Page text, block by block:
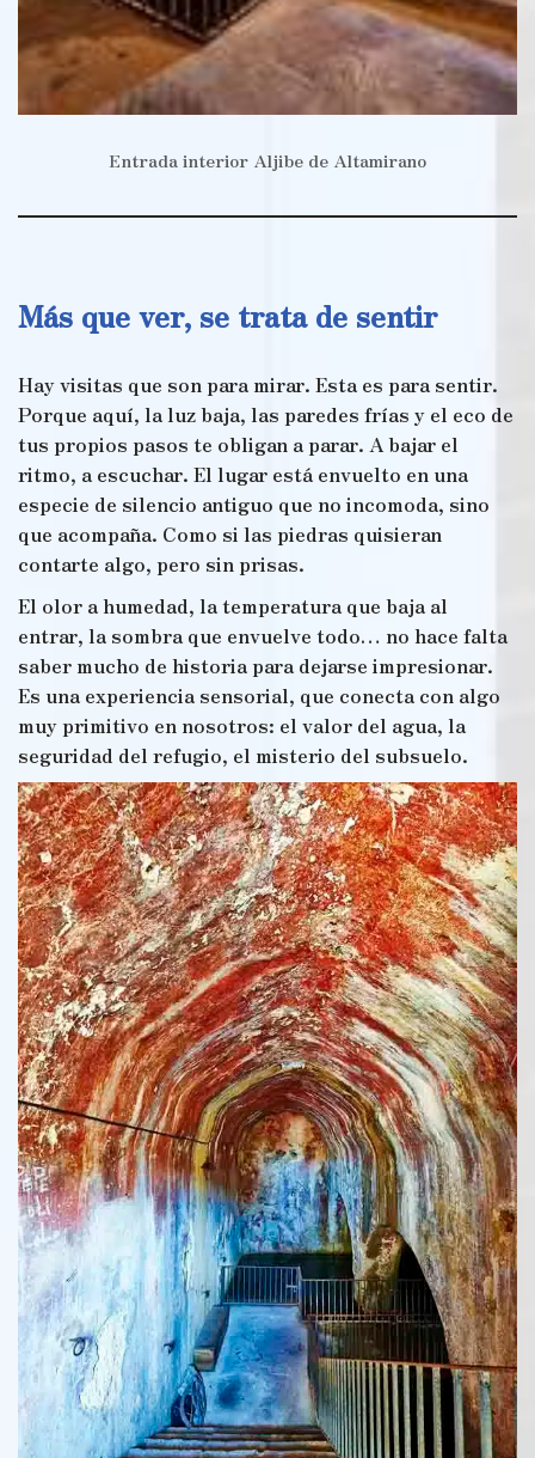
Entrada interior Aljibe de Altamirano
Más que ver, se trata de sentir
Hay visitas que son para mirar. Esta es para sentir.
Porque aquí, la luz baja, las paredes frías y el eco de
tus propios pasos te obligan a parar. A bajar el
ritmo, a escuchar. El lugar está envuelto en una
especie de silencio antiguo que no incomoda, sino
que acompaña. Como si las piedras quisieran
contarte algo, pero sin prisas.
El olor a humedad, la temperatura que baja al
entrar, la sombra que envuelve todo… no hace falta
saber mucho de historia para dejarse impresionar.
Es una experiencia sensorial, que conecta con algo
muy primitivo en nosotros: el valor del agua, la
seguridad del refugio, el misterio del subsuelo.